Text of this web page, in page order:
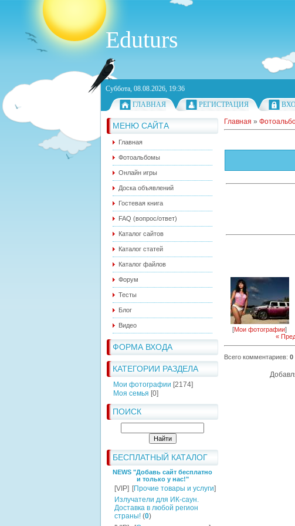
Eduturs
Суббота, 08.08.2026, 19:36
ГЛАВНАЯ
РЕГИСТРАЦИЯ
МЕНЮ САЙТА
Главная
Фотоальбомы
Онлайн игры
Доска объявлений
Гостевая книга
FAQ (вопрос/ответ)
Каталог сайтов
Каталог статей
Каталог файлов
Форум
Тесты
Блог
Видео
ФОРМА ВХОДА
КАТЕГОРИИ РАЗДЕЛА
Мои фотографии [2174]
Моя семья [0]
ПОИСК
БЕСПЛАТНЫЙ КАТАЛОГ
NEWS "Добавь сайт бесплатно
и только у нас!"
[VIP] [Прочие товары и услуги]
Излучатели для ИК-саун.
Доставка в любой регион
страны! (0)
Главная »
[Мои фотографии]
«
Всего комментариев: 0